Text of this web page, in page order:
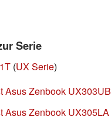
Serie
(UX Serie)
Asus Zenbook
Asus Zenbook